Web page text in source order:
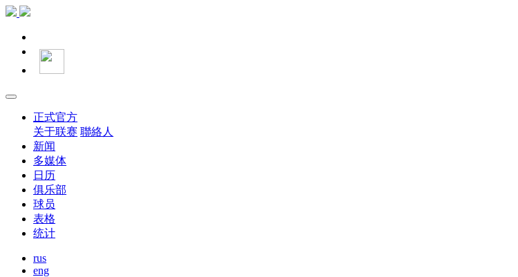
正式官方
关于联赛 聯絡人
新闻
多媒体
日历
俱乐部
球员
表格
统计
rus
eng